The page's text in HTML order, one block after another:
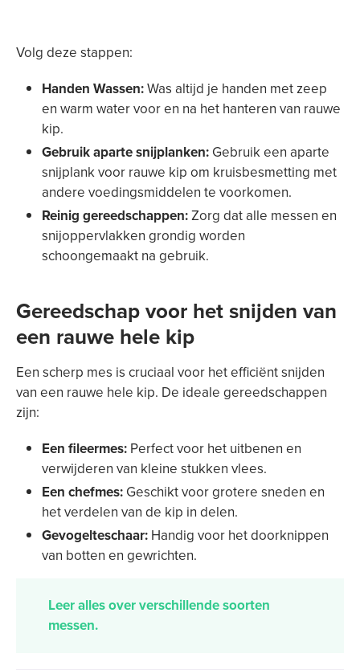
Volg deze stappen:
Handen Wassen:Was altijd je handen met zeep
en warm water voor en na het hanteren van rauwe
kip.
Gebruik aparte snijplanken: Gebruik een aparte
snijplank voor rauwe kip om kruisbesmetting met
andere voedingsmiddelen te voorkomen.
Reinig gereedschappen:Zorg dat alle messen en
snijoppervlakken grondig worden
schoongemaakt na gebruik.
Gereedschap voor het snijden van
een rauwe hele kip
Een scherp mes is cruciaal voor het efficiënt snijden
van een rauwe hele kip. De ideale gereedschappen
zijn:
Een fileermes: Perfect voor het uitbenen en
verwijderen van kleine stukken vlees.
Een chefmes: Geschikt voor grotere sneden en
het verdelen van de kip in delen.
Gevogelteschaar: Handig voor het doorknippen
van botten en gewrichten.
Leer alles over verschillende soorten
messen.